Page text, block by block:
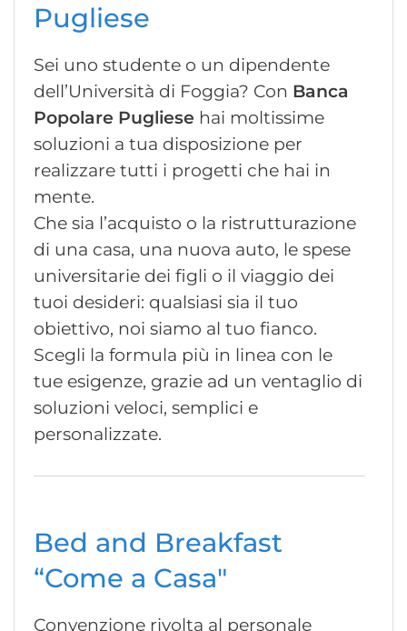
Pugliese
Sei uno studente o un dipendente
dell’Università di Foggia? Con Banca
Popolare Pugliese hai moltissime
soluzioni a tua disposizione per
realizzare tutti i progetti che hai in
mente.
Che sia l’acquisto o la ristrutturazione
di una casa, una nuova auto, le spese
universitarie dei figli o il viaggio dei
tuoi desideri: qualsiasi sia il tuo
obiettivo, noi siamo al tuo fianco.
Scegli la formula più in linea con le
tue esigenze, grazie ad un ventaglio di
soluzioni veloci, semplici e
personalizzate.
Bed and Breakfast
“Come a Casa"
Convenzione rivolta al personale